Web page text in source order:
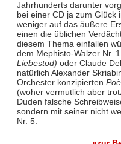
Jahrhunderts darunter
bei einer CD ja zum Glück
weniger auf das äußere
einen die üblichen
diesem Thema einfallen
dem Mephisto-Walzer Nr.
Liebestod) oder Claude
natürlich Alexander
Orchester konzipierten
(woher vermutlich aber
Duden falsche
sondern mit seiner nicht
Nr. 5.